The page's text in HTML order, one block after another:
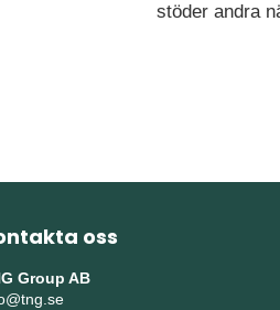
stöder andra
oss
Group AB